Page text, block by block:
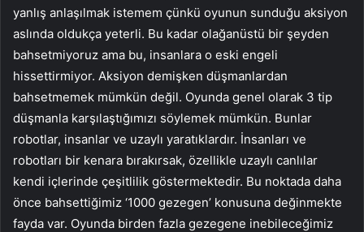
yanlış anlaşılmak istemem çünkü oyunun sunduğu aksiyon
aslında oldukça yeterli. Bu kadar olağanüstü bir şeyden
bahsetmiyoruz ama bu, insanlara o eski engeli
hissettirmiyor. Aksiyon demişken düşmanlardan
bahsetmemek mümkün değil. Oyunda genel olarak 3 tip
düşmanla karşılaştığımızı söylemek mümkün. Bunlar
robotlar, insanlar ve uzaylı yaratıklardır. İnsanları ve
robotları bir kenara bırakırsak, özellikle uzaylı canlılar
kendi içlerinde çeşitlilik göstermektedir. Bu noktada daha
önce bahsettiğimiz ‘1000 gezegen’ konusuna değinmekte
fayda var. Oyunda birden fazla gezegene inebileceğimiz